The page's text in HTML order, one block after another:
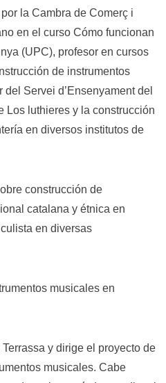
la Cambra de Comerç i
en el curso Cómo funcionan
(UPC), profesor en cursos
de instrumentos
Servei d’Ensenyament del
Los luthieres y la construcción
en diversos institutos de
construcción de
catalana y étnica en
en diversas
musicales en
y dirige el proyecto de
musicales. Cabe